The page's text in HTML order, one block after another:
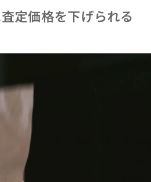
定価格を下げられる